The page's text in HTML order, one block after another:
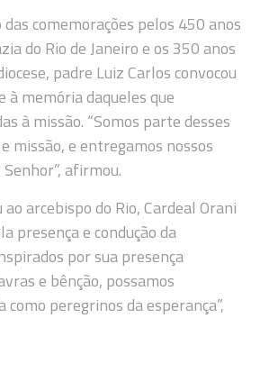
comemorações pelos 450 anos
do Rio de Janeiro e os 350 anos
padre Luiz Carlos convocou
à memória daqueles que
à missão. “Somos parte desses
missão, e entregamos nossos
afirmou.
arcebispo do Rio, Cardeal Orani
presença e condução da
por sua presença
e bênção, possamos
peregrinos da esperança”,